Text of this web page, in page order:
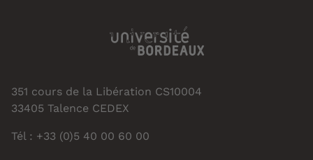
351 cours de la Libération CS10004
33405 Talence CEDEX
Tél : +33 (0)5 40 00 60 00